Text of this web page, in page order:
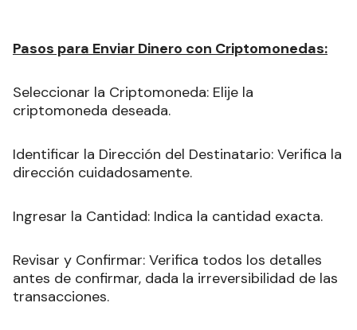
Pasos para Enviar Dinero con Criptomonedas:
Seleccionar la Criptomoneda: Elije la
criptomoneda deseada.
Identificar la Dirección del Destinatario: Verifica la
dirección cuidadosamente.
Ingresar la Cantidad: Indica la cantidad exacta.
Revisar y Confirmar: Verifica todos los detalles
antes de confirmar, dada la irreversibilidad de las
transacciones.